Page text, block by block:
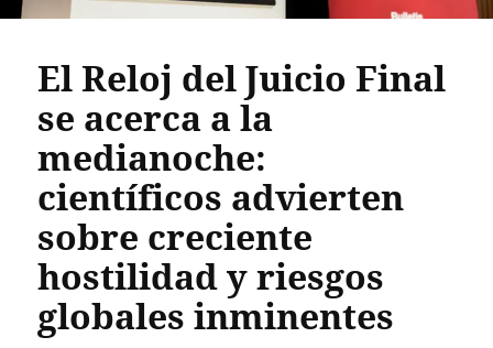
El Reloj del Juicio Final
se acerca a la
medianoche:
científicos advierten
sobre creciente
hostilidad y riesgos
globales inminentes